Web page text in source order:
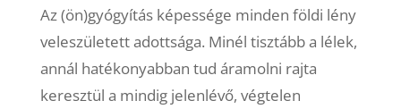
Az (ön)gyógyítás képessége minden földi lény
veleszületett adottsága. Minél tisztább a lélek,
annál hatékonyabban tud áramolni rajta
keresztül a mindig jelenlévő, végtelen